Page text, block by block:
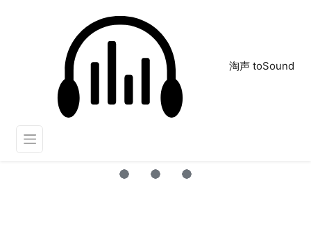
淘声 toSound
Panska
正在为您搜索声音资源